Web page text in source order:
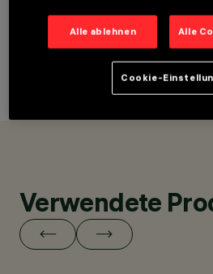
2023
GREG NATALE
KUNDE
Verwendete
Alle ablehnen Alle
Cookie-